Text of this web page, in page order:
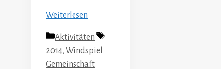
Weiterlesen
Kategorien
Aktivitäten
Schlagwörter
2014, Windspiel
Gemeinschaft